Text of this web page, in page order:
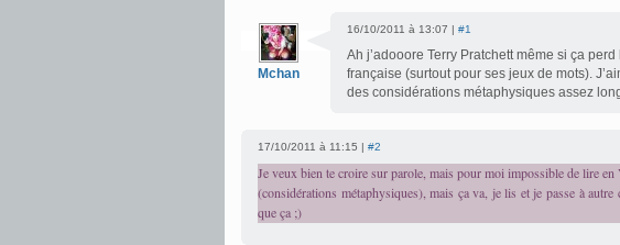
Mchan
16/10/2011 à 13:07 | #1
Ah j’adooore Terry Pratchett même si ça
française (surtout pour ses jeux de mots).
des considérations métaphysiques assez
17/10/2011 à 11:15 | #2
Je veux bien te croire sur parole, mais pour moi impossible de lire
(considérations métaphysiques), mais ça va, je lis et je passe à autre
que ça ;)